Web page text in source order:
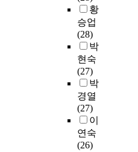
황
승업
(28)
박
현숙
(27)
박
경열
(27)
이
연숙
(26)